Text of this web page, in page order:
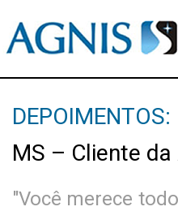
DEPOIMENTOS:
MS – Cliente da
"Você merece